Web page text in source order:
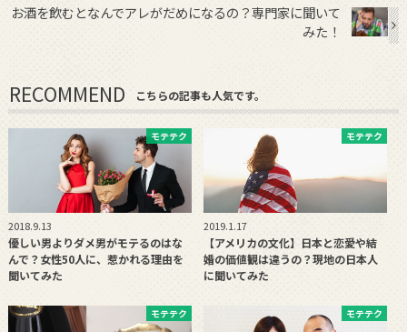
お酒を飲むとなんでアレがだめになるの？専門家に聞いて
みた！
RECOMMEND こちらの記事も人気です。
モテテク
2018.9.13
優しい男よりダメ男がモテるのはな
んで？女性50人に、惹かれる理由を
聞いてみた
モテテク
2019.1.17
【アメリカの文化】日本と恋愛や結
婚の価値観は違うの？現地の日本人
に聞いてみた
モテテク モテテク